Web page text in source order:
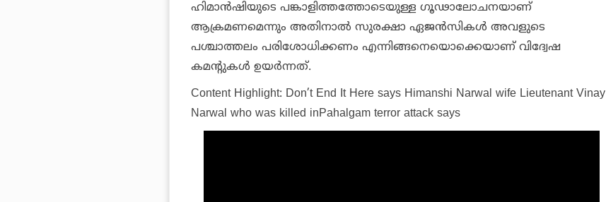
ഹിമാന്‍ഷിയുടെ പങ്കാളിത്തത്തോടെയുള്ള ഗൂഢാലോചനയാണ്
ആക്രമണമെന്നും അതിനാല്‍ സുരക്ഷാ ഏജന്‍സികള്‍ അവളുടെ
പശ്ചാത്തലം പരിശോധിക്കണം എന്നിങ്ങനെയൊക്കെയാണ് വിദ്വേഷ
കമന്റുകള്‍ ഉയര്‍ന്നത്.
Content Highlight: Don’t End It Here says Himanshi Narwal wife Lieutenant Vinay
Narwal who was killed inPahalgam terror attack says